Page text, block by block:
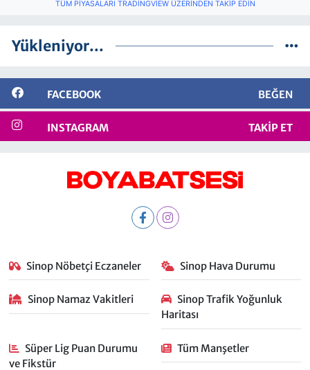
TÜM PIYASALARI TRADINGVIEW ÜZERINDEN TAKIP EDIN
Yükleniyor...
FACEBOOK BEĞEN
INSTAGRAM TAKIP ET
Sinop Nöbetçi Eczaneler Sinop Hava Durumu
Sinop Namaz Vakitleri
Sinop Trafik Yoğunluk
Haritası
Süper Lig Puan Durumu
ve Fikstür
Tüm Manşetler